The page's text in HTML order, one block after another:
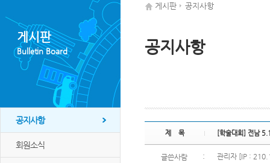
게시판
Bulletin Board
공지사항
회원소식
게시판 공지사항
공지사항
제 목 [학술대회] 전남
글쓴사람 : 관리자 [IP :